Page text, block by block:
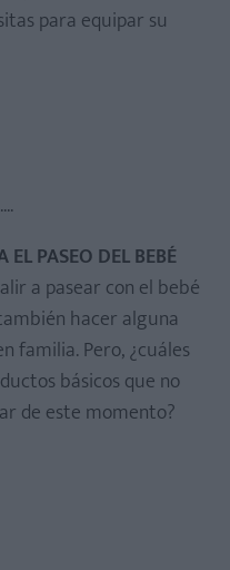
para equipar su
EL PASEO DEL BEBÉ
a pasear con el bebé
hacer alguna
familia. Pero, ¿cuáles
básicos que no
de este momento?